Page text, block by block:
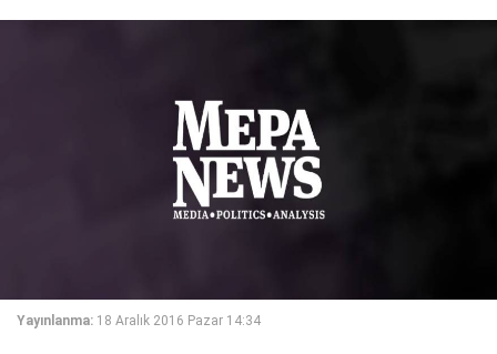
Yayınlanma: 18 Aralık 2016 Pazar 14:34